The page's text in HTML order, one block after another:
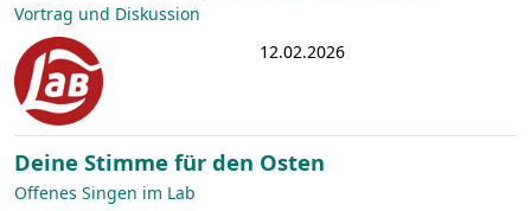
Vortrag und Diskussion
12.02.2026
Deine Stimme für den Osten
Offenes Singen im Lab